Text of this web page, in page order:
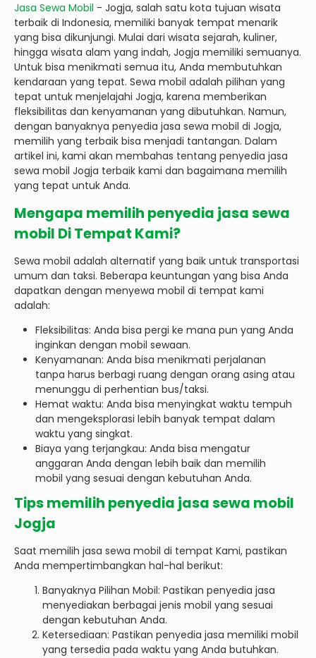
Jasa Sewa Mobil - Jogja, salah satu kota tujuan wisata
terbaik di Indonesia, memiliki banyak tempat menarik
yang bisa dikunjungi. Mulai dari wisata sejarah, kuliner,
hingga wisata alam yang indah, Jogja memiliki semuanya.
Untuk bisa menikmati semua itu, Anda membutuhkan
kendaraan yang tepat. Sewa mobil adalah pilihan yang
tepat untuk menjelajahi Jogja, karena memberikan
fleksibilitas dan kenyamanan yang dibutuhkan. Namun,
dengan banyaknya penyedia jasa sewa mobil di Jogja,
memilih yang terbaik bisa menjadi tantangan. Dalam
artikel ini, kami akan membahas tentang penyedia jasa
sewa mobil Jogja terbaik kami dan bagaimana memilih
yang tepat untuk Anda.
Mengapa memilih penyedia jasa sewa
mobil Di Tempat Kami?
Sewa mobil adalah alternatif yang baik untuk transportasi
umum dan taksi. Beberapa keuntungan yang bisa Anda
dapatkan dengan menyewa mobil di tempat kami
adalah:
Fleksibilitas: Anda bisa pergi ke mana pun yang Anda
inginkan dengan mobil sewaan.
Kenyamanan: Anda bisa menikmati perjalanan
tanpa harus berbagi ruang dengan orang asing atau
menunggu di perhentian bus/taksi.
Hemat waktu: Anda bisa menyingkat waktu tempuh
dan mengeksplorasi lebih banyak tempat dalam
waktu yang singkat.
Biaya yang terjangkau: Anda bisa mengatur
anggaran Anda dengan lebih baik dan memilih
mobil yang sesuai dengan kebutuhan Anda.
Tips memilih penyedia jasa sewa mobil
Jogja
Saat memilih jasa sewa mobil di tempat Kami, pastikan
Anda mempertimbangkan hal-hal berikut:
Banyaknya Pilihan Mobil: Pastikan penyedia jasa
menyediakan berbagai jenis mobil yang sesuai
dengan kebutuhan Anda.
Ketersediaan: Pastikan penyedia jasa memiliki mobil
yang tersedia pada waktu yang Anda butuhkan.